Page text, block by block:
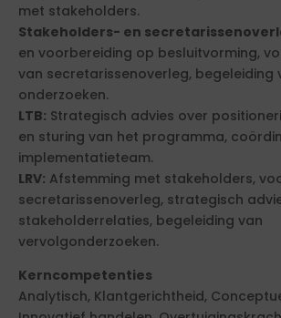
met stakeholders.
Stakeholders- en
en voorbereiding op besluitvorming,
van secretarissenoverleg, begeleiding
onderzoeken.
LTB: Strategisch advies over
en sturing van het programma,
implementatieteam.
LRV: Afstemming met stakeholders,
secretarissenoverleg, strategisch
stakeholderrelaties, begeleiding van
vervolgonderzoeken.
Kerncompetenties
Analytisch, Klantgerichtheid,